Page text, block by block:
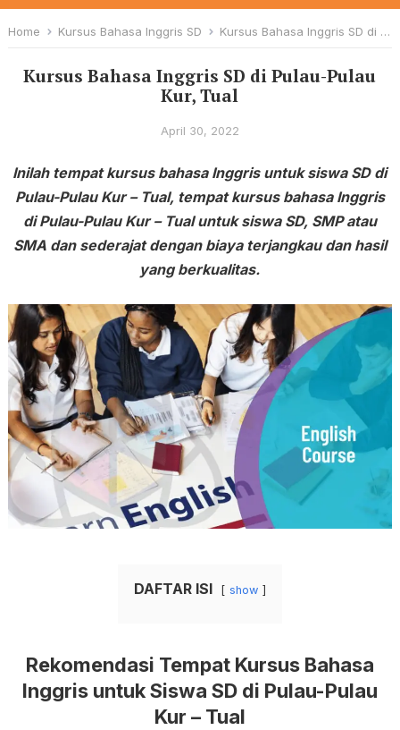
Home Kursus Bahasa Inggris SD Kursus Bahasa Inggris SD di Pulau-Pulau Kur, Tual
Kursus Bahasa Inggris SD di Pulau-Pulau
Kur, Tual
April 30, 2022
Inilah tempat kursus bahasa Inggris untuk siswa SD di
Pulau-Pulau Kur – Tual, tempat kursus bahasa Inggris
di Pulau-Pulau Kur – Tual untuk siswa SD, SMP atau
SMA dan sederajat dengan biaya terjangkau dan hasil
yang berkualitas.
DAFTAR ISI show
Rekomendasi Tempat Kursus Bahasa
Inggris untuk Siswa SD di Pulau-Pulau
Kur – Tual